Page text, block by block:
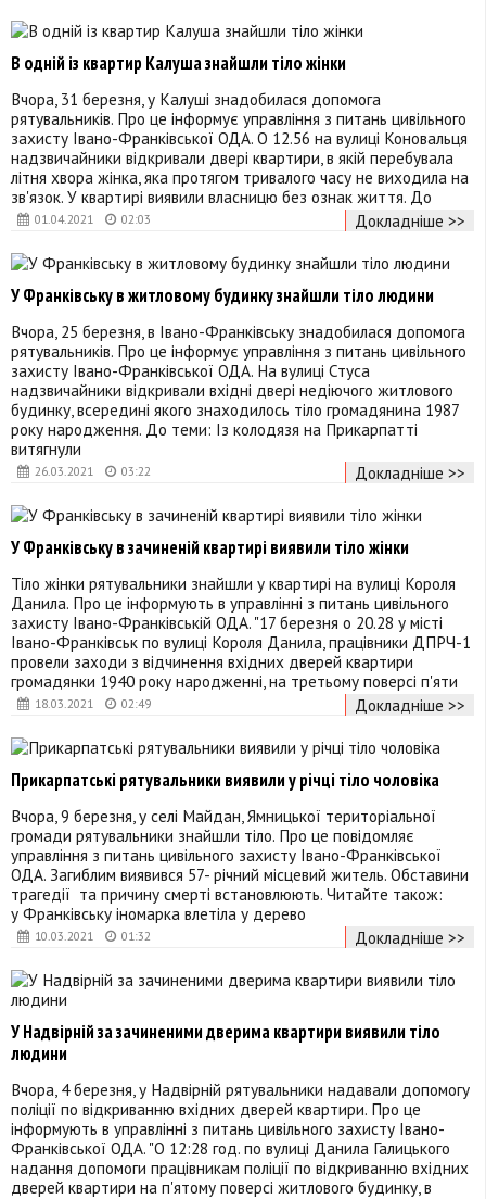
01.04.2021 02:03
В одній із квартир Калуша знайшли тіло жінки
Вчора, 31 березня, у Калуші знадобилася допомога
рятувальників. Про це інформує управління з питань цивільного
захисту Івано-Франківської ОДА. О 12.56 на вулиці Коновальця
надзвичайники відкривали двері квартири, в якій перебувала
літня хвора жінка, яка протягом тривалого часу не виходила на
зв'язок. У квартирі виявили власницю без ознак життя. До
Докладніше >>
26.03.2021 03:22
У Франківську в житловому будинку знайшли тіло людини
Вчора, 25 березня, в Івано-Франківську знадобилася допомога
рятувальників. Про це інформує управління з питань цивільного
захисту Івано-Франківської ОДА. На вулиці Стуса
надзвичайники відкривали вхідні двері недіючого житлового
будинку, всередині якого знаходилось тіло громадянина 1987
року народження. До теми: Із колодязя на Прикарпатті
витягнули
Докладніше >>
18.03.2021 02:49
У Франківську в зачиненій квартирі виявили тіло жінки
Тіло жінки рятувальники знайшли у квартирі на вулиці Короля
Данила. Про це інформують в управлінні з питань цивільного
захисту Івано-Франківській ОДА. "17 березня о 20.28 у місті
Івано-Франківськ по вулиці Короля Данила, працівники ДПРЧ-1
провели заходи з відчинення вхідних дверей квартири
громадянки 1940 року народженні, на третьому поверсі п'яти
Докладніше >>
10.03.2021 01:32
Прикарпатські рятувальники виявили у річці тіло чоловіка
Вчора, 9 березня, у селі Майдан, Ямницької територіальної
громади рятувальники знайшли тіло. Про це повідомляє
управління з питань цивільного захисту Івано-Франківської
ОДА. Загиблим виявився 57- річний місцевий житель. Обставини
трагедії та причину смерті встановлюють. Читайте також:
у Франківську іномарка влетіла у дерево
Докладніше >>
У Надвірній за зачиненими дверима квартири виявили тіло
людини
Вчора, 4 березня, у Надвірній рятувальники надавали допомогу
поліції по відкриванню вхідних дверей квартири. Про це
інформують в управлінні з питань цивільного захисту Івано-
Франківської ОДА. "О 12:28 год. по вулиці Данила Галицького
надання допомоги працівникам поліції по відкриванню вхідних
дверей квартири на п'ятому поверсі житлового будинку, в